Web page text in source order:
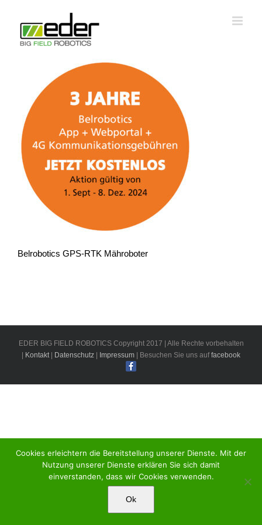
springen
Belrobotics GPS-RTK Mähroboter
EDER BIG FIELD ROBOTICS Copyright 2017 | Alle Rechte vorbehalten
Kontakt| Datenschutz Impressum | Besuchen Sie uns auffacebook
Cookies erleichtern die Bereitstellung unserer Dienste. Mit der
Nutzung unserer Dienste erklären Sie sich damit
einverstanden, dass wir Cookies verwenden.
Ok